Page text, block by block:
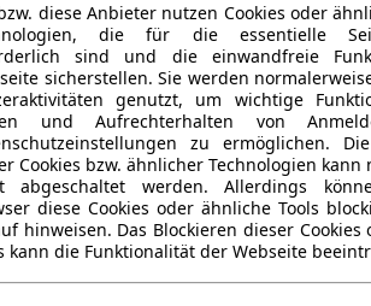
diese Anbieter nutzen Cookies oder
die für die essentielle
sind und die einwandfreie
sicherstellen. Sie werden
genutzt, um wichtige
und Aufrechterhalten von
zu ermöglichen.
Cookies bzw. ähnlicher Technologien kann
abgeschaltet werden. Allerdings
diese Cookies oder ähnliche Tools
hinweisen. Das Blockieren dieser
kann die Funktionalität der Webseite